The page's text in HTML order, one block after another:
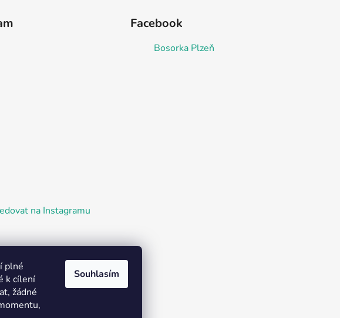
plné
k cílení
žádné
Souhlasím
na Instagramu
Facebook
Bosorka Plzeň